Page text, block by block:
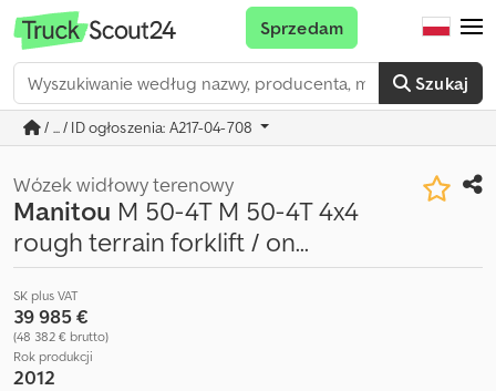
Szukaj
Sprzedam
/ ... / ID ogłoszenia: A217-04-708
Wózek widłowy terenowy
Manitou M 50-4T M 50-4T 4x4
rough terrain forklift / on...
SK plus VAT
39 985 €
(48 382 € brutto)
Rok produkcji
2012